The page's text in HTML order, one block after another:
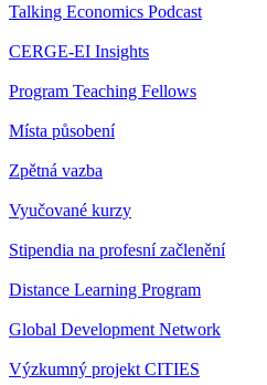
Talking Economics Podcast
CERGE-EI Insights
Program Teaching Fellows
Místa působení
Zpětná vazba
Vyučované kurzy
Stipendia na profesní začlenění
Distance Learning Program
Global Development Network
Výzkumný projekt CITIES